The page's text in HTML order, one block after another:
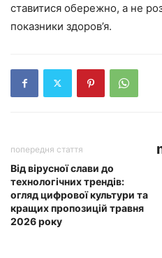
ставитися обережно, а не
показники здоров’я.
попередня стаття
Від вірусної слави до
технологічних трендів:
огляд цифрової культури та
кращих пропозицій травня
2026 року